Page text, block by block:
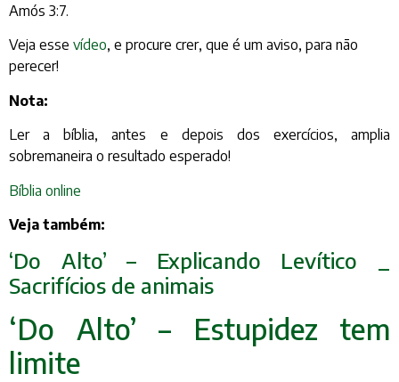
Amós 3:7.
Veja esse vídeo, e procure crer, que é um aviso, para não
perecer!
Nota:
Ler a bíblia, antes e depois dos exercícios, amplia
sobremaneira o resultado esperado!
Bíblia online
Veja também:
‘Do Alto’ – Explicando Levítico _
Sacrifícios de animais
‘Do Alto’ – Estupidez tem
limite